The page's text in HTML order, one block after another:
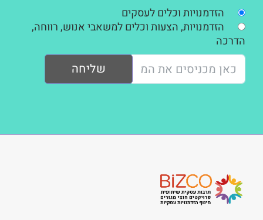
הזדמנויות וכלים לעסקים
הזדמנויות, הצעות וכלים למשאבי אנוש, רווחה,
הדרכה
שליחה